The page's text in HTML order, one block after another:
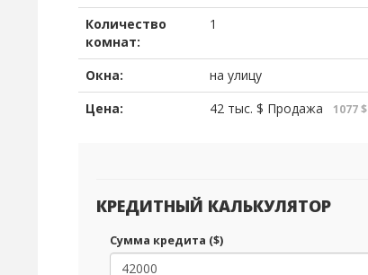
Количество
комнат:
1
Окна:
на улицу
Цена:
42 тыс. $ Продажа 1077
КРЕДИТНЫЙ КАЛЬКУЛЯТОР
Сумма кредита ($)